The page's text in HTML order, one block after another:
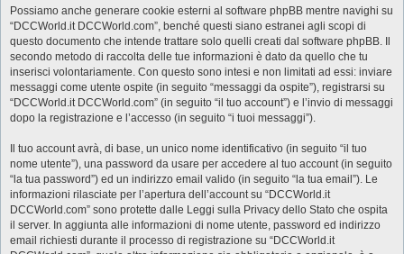
Possiamo anche generare cookie esterni al software phpBB mentre navighi su
“DCCWorld.it DCCWorld.com”, benché questi siano estranei agli scopi di
questo documento che intende trattare solo quelli creati dal software phpBB. Il
secondo metodo di raccolta delle tue informazioni è dato da quello che tu
inserisci volontariamente. Con questo sono intesi e non limitati ad essi: inviare
messaggi come utente ospite (in seguito “messaggi da ospite”), registrarsi su
“DCCWorld.it DCCWorld.com” (in seguito “il tuo account”) e l’invio di messaggi
dopo la registrazione e l’accesso (in seguito “i tuoi messaggi”).
Il tuo account avrà, di base, un unico nome identificativo (in seguito “il tuo
nome utente”), una password da usare per accedere al tuo account (in seguito
“la tua password”) ed un indirizzo email valido (in seguito “la tua email”). Le
informazioni rilasciate per l’apertura dell’account su “DCCWorld.it
DCCWorld.com” sono protette dalle Leggi sulla Privacy dello Stato che ospita
il server. In aggiunta alle informazioni di nome utente, password ed indirizzo
email richiesti durante il processo di registrazione su “DCCWorld.it